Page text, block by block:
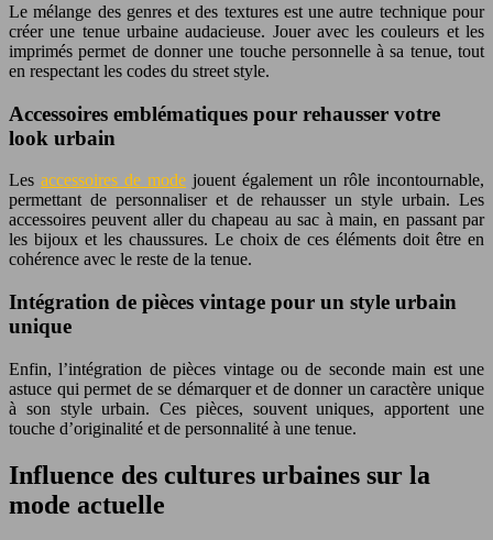
Le mélange des genres et des textures est une autre technique pour
créer une tenue urbaine audacieuse. Jouer avec les couleurs et les
imprimés permet de donner une touche personnelle à sa tenue, tout
en respectant les codes du street style.
Accessoires emblématiques pour rehausser votre
look urbain
Les accessoires de mode jouent également un rôle incontournable,
permettant de personnaliser et de rehausser un style urbain. Les
accessoires peuvent aller du chapeau au sac à main, en passant par
les bijoux et les chaussures. Le choix de ces éléments doit être en
cohérence avec le reste de la tenue.
Intégration de pièces vintage pour un style urbain
unique
Enfin, l’intégration de pièces vintage ou de seconde main est une
astuce qui permet de se démarquer et de donner un caractère unique
à son style urbain. Ces pièces, souvent uniques, apportent une
touche d’originalité et de personnalité à une tenue.
Influence des cultures urbaines sur la
mode actuelle